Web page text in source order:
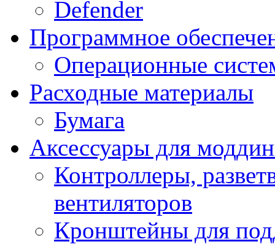
Defender
Программное
Операционные
Расходные материалы
Бумага
Аксессуары для
Контроллеры,
вентиляторов
Кронштейны для